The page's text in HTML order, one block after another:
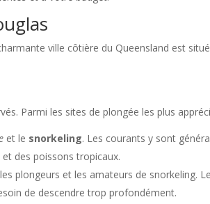
ville côtière du Queensland est
Parmi les sites de plongée les plus
et le snorkeling. Les courants y sont
des poissons tropicaux.
plongeurs et les amateurs de snorkeling.
de descendre trop profondément.